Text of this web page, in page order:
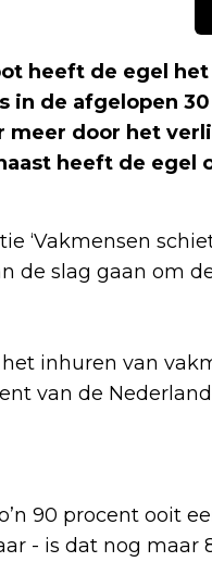
heeft de egel
in de afgelopen
meer door het
heeft de egel
‘Vakmensen
de slag gaan om
inhuren van
van de
90 procent ooit
- is dat nog